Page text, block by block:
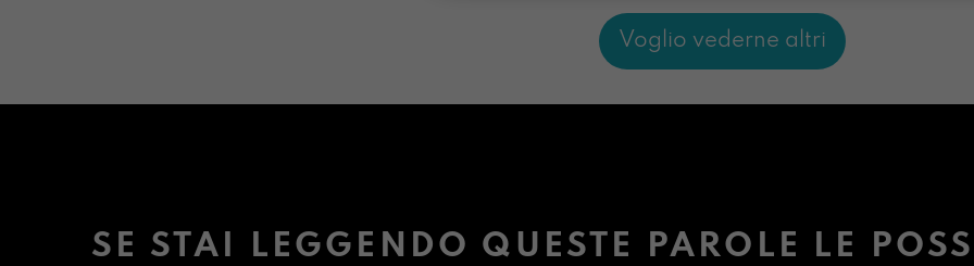
Voglio vederne altri
SE STAI LEGGENDO QUESTE PAROLE LE